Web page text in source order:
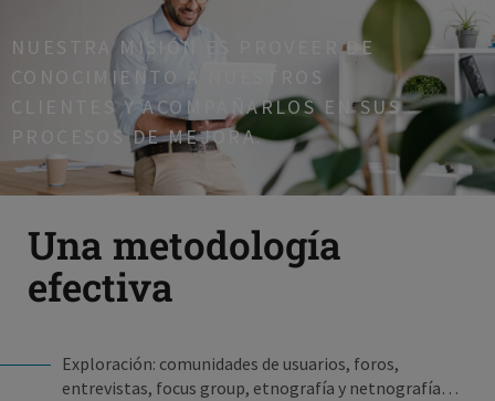
NUESTRA MISIÓN ES PROVEER DE
CONOCIMIENTO A NUESTROS
CLIENTES Y ACOMPAÑARLOS EN SUS
PROCESOS DE MEJORA.
Una metodología
efectiva
Exploración: comunidades de usuarios, foros,
entrevistas, focus group, etnografía y netnografía…